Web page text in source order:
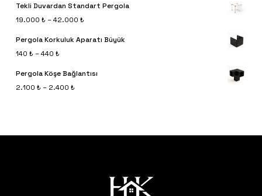
Sepetinizde ürün bulunmuyor.
356 ₺
44.000 ₺
Tekli Duvardan Standart Pergola
19.000 ₺ –42.000 ₺Fiyat
42.000 ₺
Pergola Korkuluk Aparatı Büyük
140 ₺ –440 ₺Fiyat
Pergola Köşe Bağlantısı
2.100 ₺ – 2.400 ₺Fiyat